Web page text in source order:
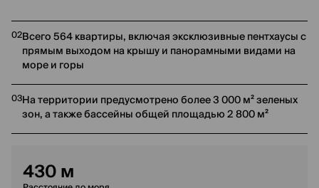
02Всего 564 квартиры, включая эксклюзивные пентхаусы с
прямым выходом на крышу и панорамными видами на
море и горы
03На территории предусмотрено более 3 000 м² зеленых
зон, а также бассейны общей площадью 2 800 м²
430 м